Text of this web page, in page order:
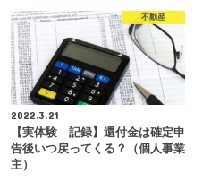
不動産
2022.3.21
【実体験 記録】還付金は確定申
告後いつ戻ってくる？（個人事業
主）